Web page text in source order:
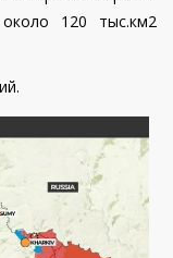
120 тыс.км2